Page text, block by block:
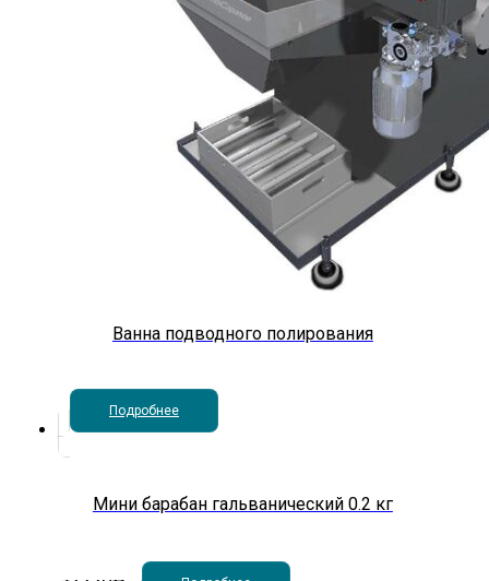
Ванна подводного полирования
Подробнее
Мини барабан гальванический 0.2 кг